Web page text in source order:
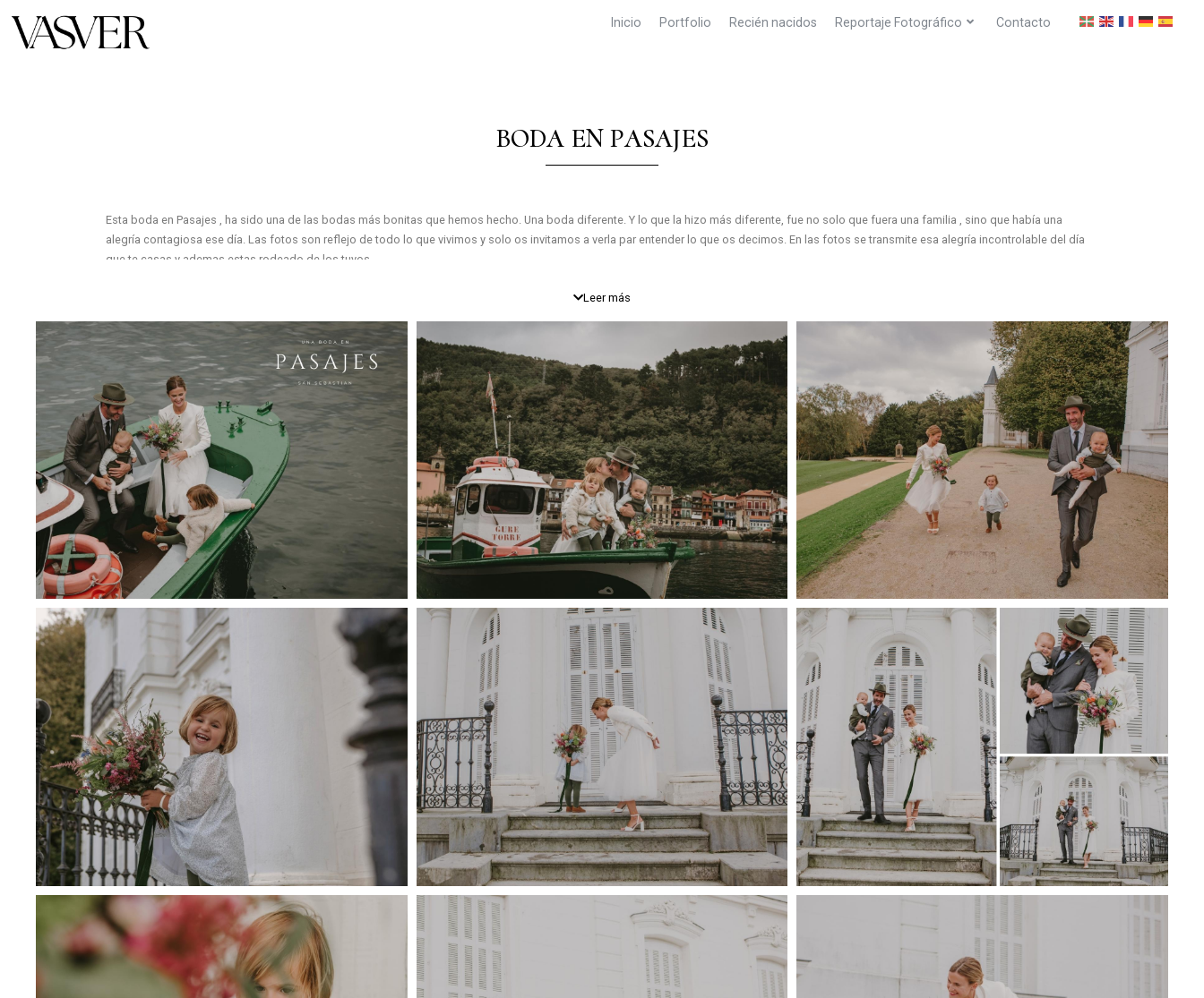
Inicio Portfolio Recién nacidos Reportaje Fotográfico Contacto
BODA EN PASAJES
Esta boda en Pasajes , ha sido una de las bodas más bonitas que hemos hecho. Una boda diferente. Y lo que la hizo más diferente, fue no solo que fuera una familia , sino que había una
alegría contagiosa ese día. Las fotos son reflejo de todo lo que vivimos y solo os invitamos a verla par entender lo que os decimos. En las fotos se transmite esa alegría incontrolable del día
que te casas y ademas estas rodeado de los tuyos.
Cuando nos llamaron tenían muy claro lo que querían. Querían disfrutar ese dia y que la sesión de fotos formase parte de ese disfrute.Nos vimos en el parque de Aiete , un lugar mágico para un
fotos tiernas, divertidas e inolvidables para ellos y para nosotros.
Nunca habíamos hecho una boda en Pasajes. Era la primera vez que cruzábamos con unos novios en el barco. Y admitimos que nos hizo mucha ilusión esta parte. Al llegar nos esperaban
todos los invitados para la ceremonia en el Ayuntamiento. Y de allí nos volvimos a Donosti . En el Nineu se celebro una fiesta. Una fiesta animada desde el principio. Había ganas de todo y eso
se nota.
Queremos agradecer a esta maravillosa pareja confiar en Vasver para ese dia. Sois una familia estupenda y desde Vasver os deseamos todo lo mejor.
Leer más